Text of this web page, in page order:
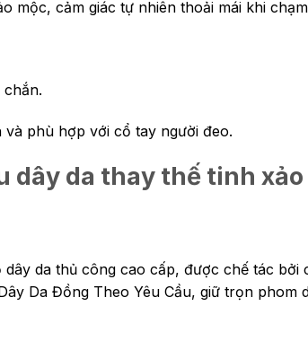
mộc, cảm giác tự nhiên thoải mái khi
và phù hợp với cổ tay người đeo.
dây da thay thế tinh
da thủ công cao cấp, được chế tác
Da Đồng Theo Yêu Cầu, giữ trọn